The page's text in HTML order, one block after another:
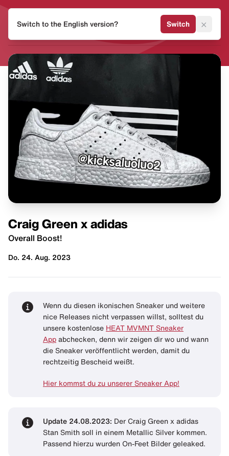
MVMNT
Craig Green x adidas
Overall Boost!
Do. 24. Aug. 2023
Wenn du diesen ikonischen Sneaker und weitere
nice Releases nicht verpassen willst, solltest du
unsere kostenlose HEAT MVMNT Sneaker
App abchecken, denn wir zeigen dir wo und wann
die Sneaker veröffentlicht werden, damit du
rechtzeitig Bescheid weißt.
Hier kommst du zu unserer Sneaker App!
Update 24.08.2023: Der Craig Green x adidas
Stan Smith soll in einem Metallic Silver kommen.
Passend hierzu wurden On-Feet Bilder geleaked.
Switch to the English version? Switch ×